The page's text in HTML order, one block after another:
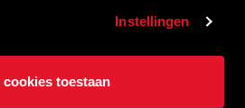
Instellingen
cookies toestaan